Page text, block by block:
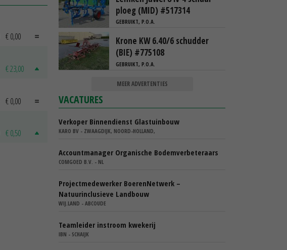
€ 0,00
€ 23,00
€ 0,00
€ 0,50
ploeg (MID) #517314
GEBRUIKT, P.O.A.
Krone KW 6.40/6 schudder
(BIE) #775108
GEBRUIKT, P.O.A.
MEER ADVERTENTIES
VACATURES
Verkoper Binnendienst Glastuinbouw
KARO BV - ZWAAGDIJK, NOORD-HOLLAND,
Accountmanager Organische Bodemverbeteraars
COMGOED B.V. - NL
Projectmedewerker BoerenNetwerk –
Natuurinclusieve Landbouw
WIJ.LAND - ABCOUDE
Teamleider instroom kwekerij
IBN - SCHAIJK